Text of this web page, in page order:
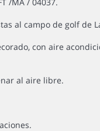
al campo de golf de
con aire
al aire libre.